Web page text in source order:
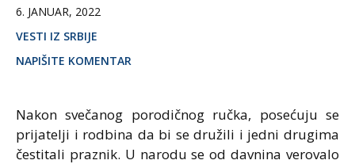
6. JANUAR, 2022
VESTI IZ SRBIJE
NAPIŠITE KOMENTAR
Na­kon sve­ča­nog po­ro­di­č­nog ru­č­ka, po­se­ću­ju se
pri­ja­te­lji i ro­d­bi­na da bi se dru­ži­li i jed­ni dru­gi­ma
če­sti­ta­li pra­znik. U na­ro­du se od dav­ni­na ve­ro­va­lo